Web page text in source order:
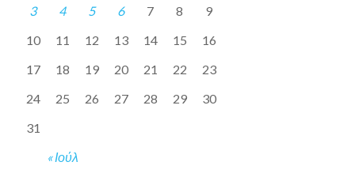
« Ιούλ
3
4 5 6 7 8
9
10
11 12 13 14 15
16
17
18 19 20 21 22
23
24
25 26 27 28 29
30
31